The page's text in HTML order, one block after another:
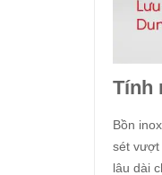
Tính
Bồn
sét vượt
lâu dài